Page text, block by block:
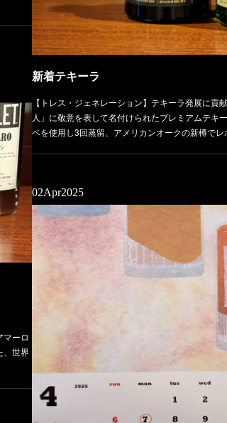
新着テキーラ
【トレス・ジェネレーション】テキーラ発展に貢
人」に敬意を表して名付けられたプレミアムテキ
ベを使用し3回蒸留、アメリカンオークの新樽で
マーロ
、世界
02Apr2025